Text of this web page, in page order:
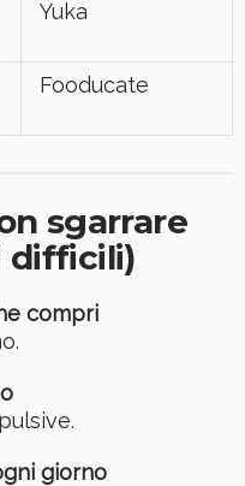
Yuka
Fooducate
sgarrare
difficili)
compri
giorno